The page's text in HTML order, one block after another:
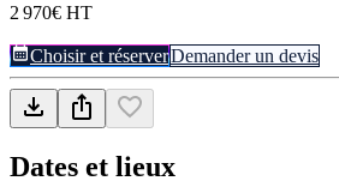
2 970€ HT
Choisir et réserverDemander un devis
Dates et lieux